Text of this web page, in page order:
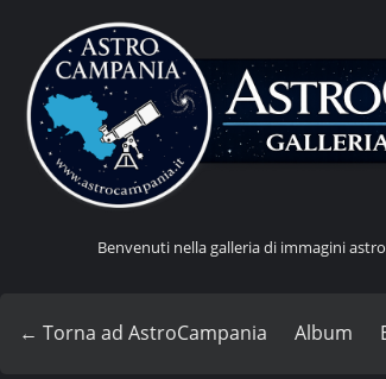
Benvenuti nella galleria di immagini
← Torna ad AstroCampania Album